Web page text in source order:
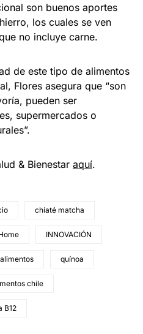
son buenos aportes
los cuales se ven
no incluye carne.
de este tipo de alimentos
Flores asegura que “son
pueden ser
supermercados o
& Bienestar aquí.
chíaté matcha
INNOVACIÓN
quínoa
chile
B12